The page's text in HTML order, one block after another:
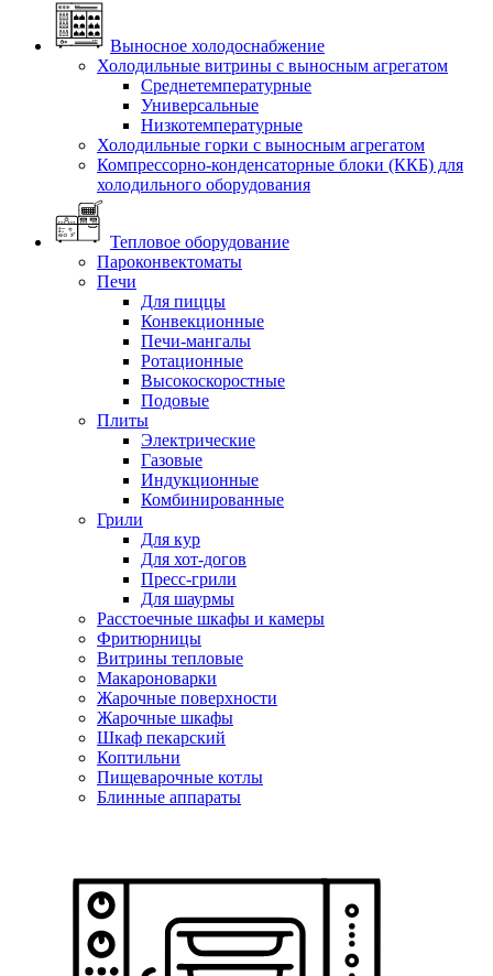
Выносное холодоснабжение
Холодильные витрины с выносным агрегатом
Среднетемпературные
Универсальные
Низкотемпературные
Холодильные горки с выносным агрегатом
Компрессорно-конденсаторные блоки (ККБ) для
холодильного оборудования
Тепловое оборудование
Пароконвектоматы
Печи
Для пиццы
Конвекционные
Печи-мангалы
Ротационные
Высокоскоростные
Подовые
Плиты
Электрические
Газовые
Индукционные
Комбинированные
Грили
Для кур
Для хот-догов
Пресс-грили
Для шаурмы
Расстоечные шкафы и камеры
Фритюрницы
Витрины тепловые
Макароноварки
Жарочные поверхности
Жарочные шкафы
Шкаф пекарский
Коптильни
Пищеварочные котлы
Блинные аппараты